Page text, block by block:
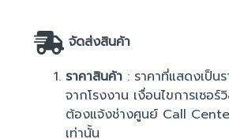
จัดส่งสินค้า
ราคาสินค้า : ราคาที่แสดงเป็น
จากโรงงาน เงื่อนไขการเซ
ต้องแจ้งช่างศูนย์ Call
เท่านั้น